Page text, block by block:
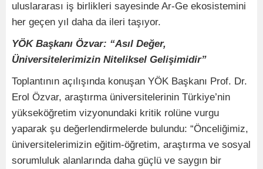
uluslararası iş birlikleri sayesinde Ar-Ge ekosistemini
her geçen yıl daha da ileri taşıyor.
YÖK Başkanı Özvar: “Asıl Değer,
Üniversitelerimizin Niteliksel Gelişimidir”
Toplantının açılışında konuşan YÖK Başkanı Prof. Dr.
Erol Özvar, araştırma üniversitelerinin Türkiye’nin
yükseköğretim vizyonundaki kritik rolüne vurgu
yaparak şu değerlendirmelerde bulundu: “Önceliğimiz,
üniversitelerimizin eğitim-öğretim, araştırma ve sosyal
sorumluluk alanlarında daha güçlü ve saygın bir